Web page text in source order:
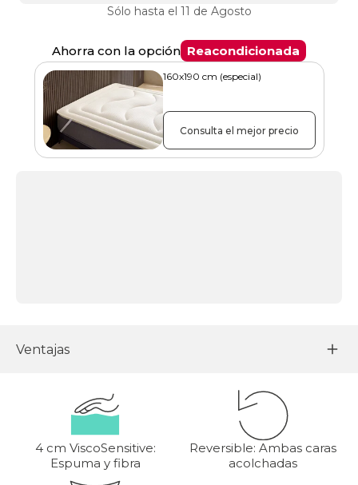
Sólo hasta el 11 de Agosto
Ahorra con la opción Reacondicionada
160x190 cm (especial)
Consulta el mejor precio
Ventajas
4 cm ViscoSensitive:
Espuma y fibra
Reversible: Ambas caras
acolchadas